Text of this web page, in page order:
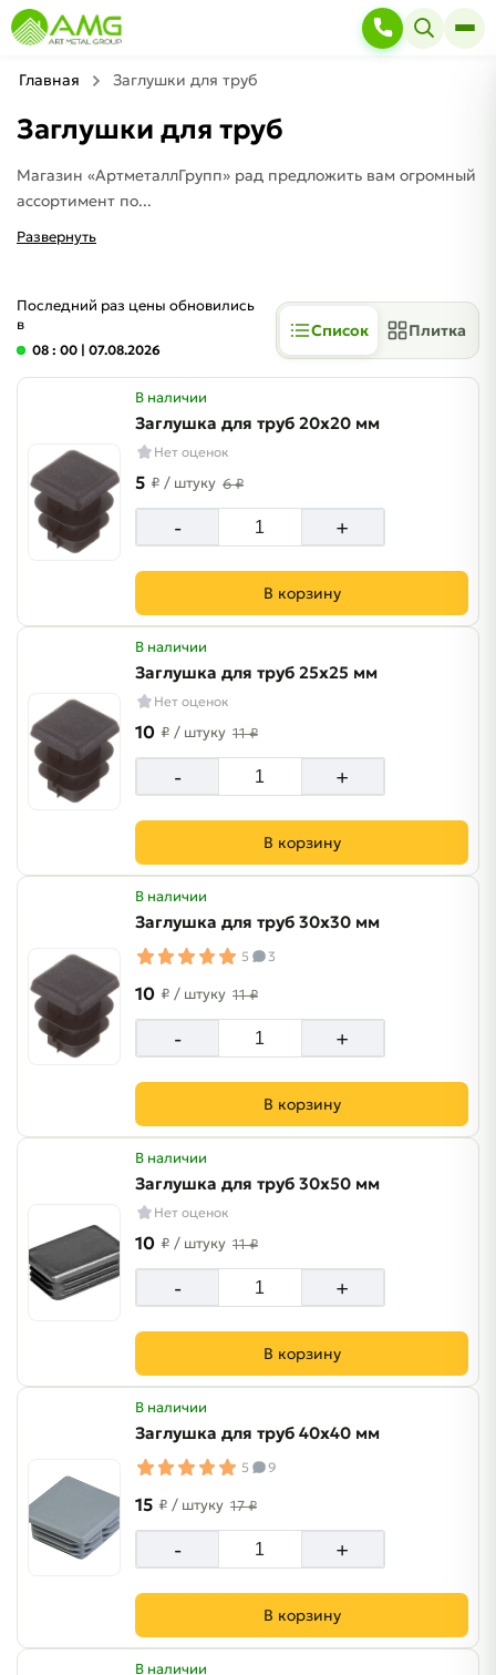
Главная Заглушки для труб
Заглушки для труб
Магазин «АртметаллГрупп» рад предложить вам огромный
ассортимент по...
Развернуть
Последний раз цены обновились
в
08 : 00 | 07.08.2026
Список Плитка
В наличии
Заглушка для труб 20х20 мм
Нет оценок
5 ₽ / штуку 6 ₽
- +
В корзину
В наличии
Заглушка для труб 25х25 мм
Нет оценок
10 ₽ / штуку 11 ₽
- +
В корзину
В наличии
Заглушка для труб 30х30 мм
5 3
10 ₽ / штуку 11 ₽
- +
В корзину
В наличии
Заглушка для труб 30х50 мм
Нет оценок
10 ₽ / штуку 11 ₽
- +
В корзину
В наличии
Заглушка для труб 40х40 мм
5 9
15 ₽ / штуку 17 ₽
- +
В корзину
В наличии